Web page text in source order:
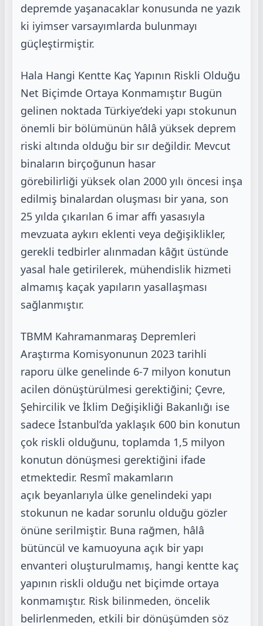
depremde yaşanacaklar konusunda ne yazık
ki iyimser varsayımlarda bulunmayı
güçleştirmiştir.
Hala Hangi Kentte Kaç Yapının Riskli Olduğu
Net Biçimde Ortaya Konmamıştır Bugün
gelinen noktada Türkiye’deki yapı stokunun
önemli bir bölümünün hâlâ yüksek deprem
riski altında olduğu bir sır değildir. Mevcut
binaların birçoğunun hasar
görebilirliği yüksek olan 2000 yılı öncesi inşa
edilmiş binalardan oluşması bir yana, son
25 yılda çıkarılan 6 imar affı yasasıyla
mevzuata aykırı eklenti veya değişiklikler,
gerekli tedbirler alınmadan kâğıt üstünde
yasal hale getirilerek, mühendislik hizmeti
almamış kaçak yapıların yasallaşması
sağlanmıştır.
TBMM Kahramanmaraş Depremleri
Araştırma Komisyonunun 2023 tarihli
raporu ülke genelinde 6-7 milyon konutun
acilen dönüştürülmesi gerektiğini; Çevre,
Şehircilik ve İklim Değişikliği Bakanlığı ise
sadece İstanbul’da yaklaşık 600 bin konutun
çok riskli olduğunu, toplamda 1,5 milyon
konutun dönüşmesi gerektiğini ifade
etmektedir. Resmî makamların
açık beyanlarıyla ülke genelindeki yapı
stokunun ne kadar sorunlu olduğu gözler
önüne serilmiştir. Buna rağmen, hâlâ
bütüncül ve kamuoyuna açık bir yapı
envanteri oluşturulmamış, hangi kentte kaç
yapının riskli olduğu net biçimde ortaya
konmamıştır. Risk bilinmeden, öncelik
belirlenmeden, etkili bir dönüşümden söz